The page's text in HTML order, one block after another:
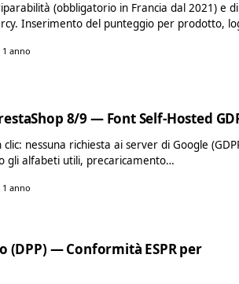
(obbligatorio in Francia dal 2021) e di
Inserimento del punteggio per prodotto,
anno
8/9 — Font Self-Hosted
nessuna richiesta ai server di Google
gli alfabeti utili, precaricamento…
anno
— Conformità ESPR per